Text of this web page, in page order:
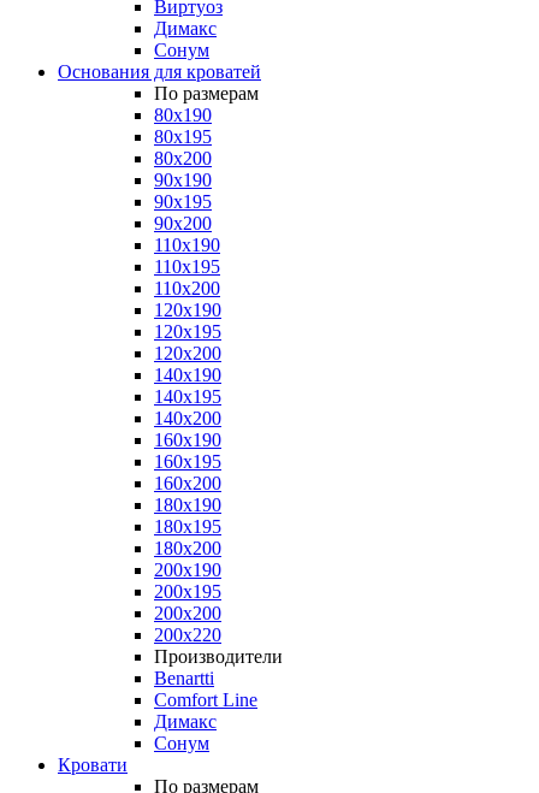
Виртуоз
Димакс
Сонум
Основания для кроватей
По размерам
80x190
80x195
80x200
90x190
90x195
90x200
110x190
110x195
110x200
120x190
120x195
120x200
140x190
140x195
140x200
160x190
160x195
160x200
180x190
180x195
180x200
200x190
200x195
200x200
200x220
Производители
Benartti
Comfort Line
Димакс
Сонум
Кровати
По размерам